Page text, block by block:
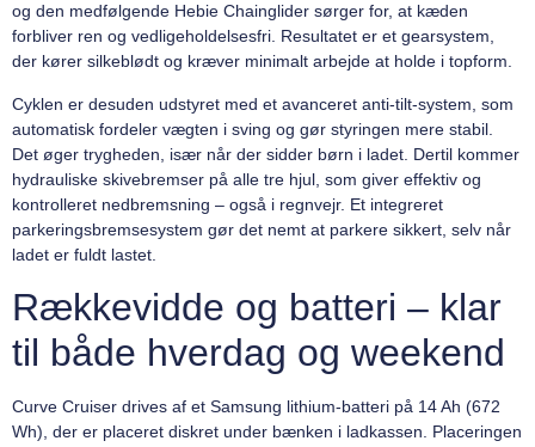
og den medfølgende Hebie Chainglider sørger for, at kæden
forbliver ren og vedligeholdelsesfri. Resultatet er et gearsystem,
der kører silkeblødt og kræver minimalt arbejde at holde i topform.
Cyklen er desuden udstyret med et avanceret anti-tilt-system, som
automatisk fordeler vægten i sving og gør styringen mere stabil.
Det øger trygheden, især når der sidder børn i ladet. Dertil kommer
hydrauliske skivebremser på alle tre hjul, som giver effektiv og
kontrolleret nedbremsning – også i regnvejr. Et integreret
parkeringsbremsesystem gør det nemt at parkere sikkert, selv når
ladet er fuldt lastet.
Rækkevidde og batteri – klar
til både hverdag og weekend
Curve Cruiser drives af et Samsung lithium-batteri på 14 Ah (672
Wh), der er placeret diskret under bænken i ladkassen. Placeringen